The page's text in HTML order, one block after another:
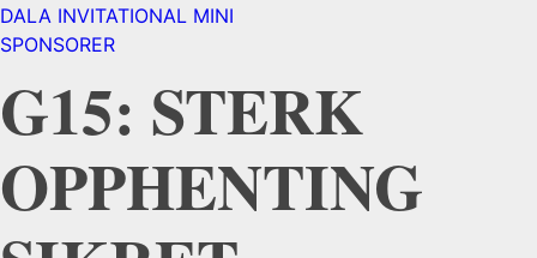
DALA INVITATIONAL MINI
SPONSORER
G15: STERK
OPPHENTING